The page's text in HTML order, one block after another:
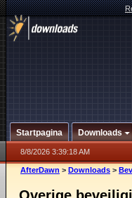
Startpagina Downloads
8/8/2026 3:39:18 AM
AfterDawn > Downloads >